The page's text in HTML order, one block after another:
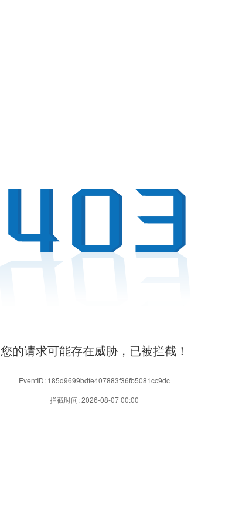
您的请求可能存在威胁，已被拦截！
EventID: 185d9699bdfe407883f36fb5081cc9dc
拦截时间: 2026-08-07 00:00